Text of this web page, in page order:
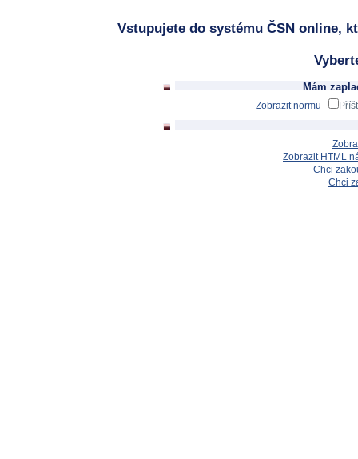
Vstupujete do systému ČSN online,
Mám
Zobrazit normu
Zobrazit HTML
Chci
Chci